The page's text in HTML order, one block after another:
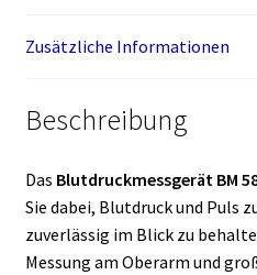
Zusätzliche Informationen
Beschreibung
Das Blutdruckmessgerät BM
Sie dabei, Blutdruck und Puls
zuverlässig im Blick zu
Messung am Oberarm und